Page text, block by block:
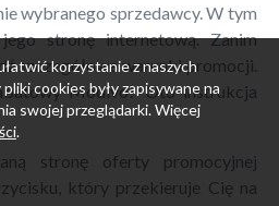
wybranego sprzedawcy. W tym
stronę internetową. Zanim
szczegółowe warunki promocji.
Modivo? Oto instrukcja
stronę oferty promocyjnej
który przekieruje Cię na
korzystanie z naszych
cookies były zapisywane na
swojej przeglądarki. Więcej
.